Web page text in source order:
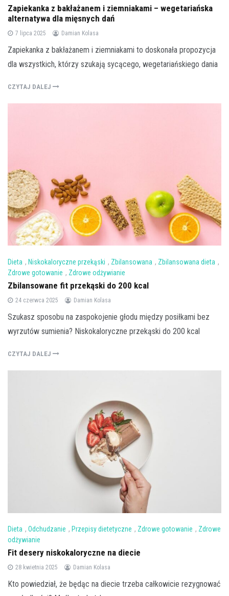
Zapiekanka z bakłażanem i ziemniakami – wegetariańska
alternatywa dla mięsnych dań
7 lipca 2025 Damian Kolasa
Zapiekanka z bakłażanem i ziemniakami to doskonała propozycja
dla wszystkich, którzy szukają sycącego, wegetariańskiego dania
CZYTAJ DALEJ
Dieta , Niskokaloryczne przekąski , Zbilansowana , Zbilansowana dieta ,
Zdrowe gotowanie , Zdrowe odżywianie
Zbilansowane fit przekąski do 200 kcal
24 czerwca 2025 Damian Kolasa
Szukasz sposobu na zaspokojenie głodu między posiłkami bez
wyrzutów sumienia? Niskokaloryczne przekąski do 200 kcal
CZYTAJ DALEJ
Dieta , Odchudzanie , Przepisy dietetyczne , Zdrowe gotowanie , Zdrowe
odżywianie
Fit desery niskokaloryczne na diecie
28 kwietnia 2025 Damian Kolasa
Kto powiedział, że będąc na diecie trzeba całkowicie rezygnować